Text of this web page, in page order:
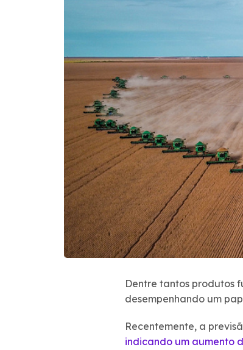
Dentre tantos produtos
desempenhando um
Recentemente, a
indicando um aumento